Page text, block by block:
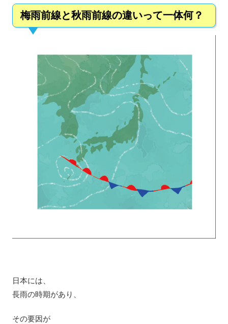
梅雨前線と秋雨前線の違いって一体何？
日本には、
長雨の時期があり、
その要因が